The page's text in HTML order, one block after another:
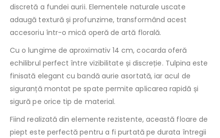
discretă a fundei aurii. Elementele naturale uscate
adaugă textură și profunzime, transformând acest
accesoriu într-o mică operă de artă florală.
Cu o lungime de aproximativ 14 cm, cocarda oferă
echilibrul perfect între vizibilitate și discreție. Tulpina este
finisată elegant cu bandă aurie asortată, iar acul de
siguranță montat pe spate permite aplicarea rapidă și
sigură pe orice tip de material.
Fiind realizată din elemente rezistente, această floare de
piept este perfectă pentru a fi purtată pe durata întregii